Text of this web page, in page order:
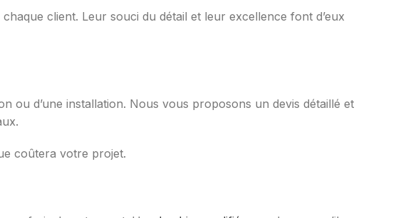
client. Leur souci du détail et leur excellence font d’eux
ou d’une installation. Nous vous proposons un devis détaillé et
coûtera votre projet.